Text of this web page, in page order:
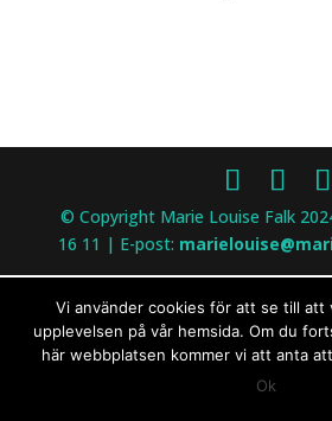
© Copyright Marie Louise Falk
16 11 | E-post:
Vi använder cookies för att se till att
upplevelsen på vår hemsida. Om du
här webbplatsen kommer vi att anta
Ok